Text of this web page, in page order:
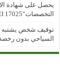
يحصل على شهادة
التخصصات”ISO/CEI 17025
توقيف شخص يشتبه
السياحي بدون